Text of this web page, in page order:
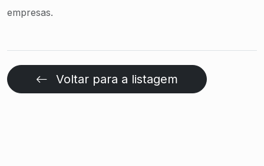
empresas.
Voltar para a listagem